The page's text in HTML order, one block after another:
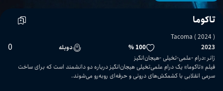
تاکوما
Tacoma ( 2024 )
2023
100 % دوبله 0
ژانر :درام علمی-تخیلی هیجان‌انگیز
فیلم «تاکوما» یک درام علمی‌تخیلی هیجان‌انگیز درباره دو دانشمند است که برای ساخت
سرمی انقلابی با کشمکش‌های درونی و حرفه‌ای روبه‌رو می‌شوند.